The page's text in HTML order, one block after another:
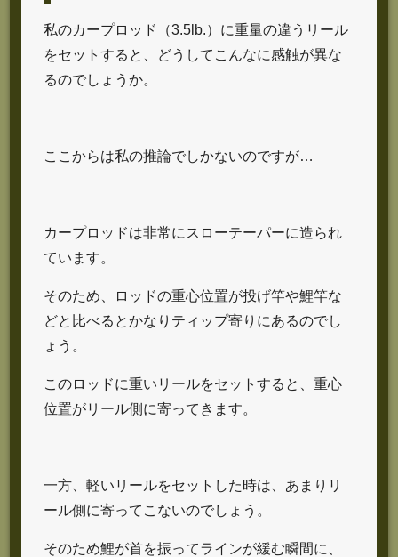
私のカープロッド（3.5lb.）に重量の違うリール
をセットすると、どうしてこんなに感触が異な
るのでしょうか。
ここからは私の推論でしかないのですが…
カープロッドは非常にスローテーパーに造られ
ています。
そのため、ロッドの重心位置が投げ竿や鯉竿な
どと比べるとかなりティップ寄りにあるのでし
ょう。
このロッドに重いリールをセットすると、重心
位置がリール側に寄ってきます。
一方、軽いリールをセットした時は、あまりリ
ール側に寄ってこないのでしょう。
そのため鯉が首を振ってラインが緩む瞬間に、